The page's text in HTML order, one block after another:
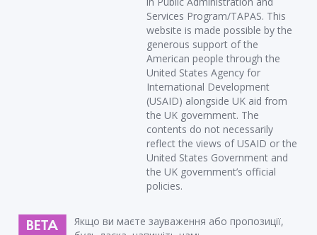
Services Program/TAPAS. This
website is made possible by the
generous support of the
American people through the
United States Agency for
International Development
(USAID) alongside UK aid from
the UK government. The
contents do not necessarily
reflect the views of USAID or the
United States Government and
the UK government’s official
policies.
Якщо ви маєте зауваження або пропозиції,